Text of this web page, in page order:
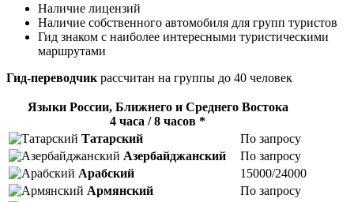
Наличие лицензий
Наличие собственного автомобиля для групп туристов
Гид знаком с наиболее интересными туристическими
маршрутами
Гид-переводчик расcчитан на группы до 40 человек
Языки России, Ближнего и Среднего Востока
4 часа / 8 часов *
Татарский
По запросу
Азербайджанский
По запросу
Арабский
15000/24000
Армянский
По запросу